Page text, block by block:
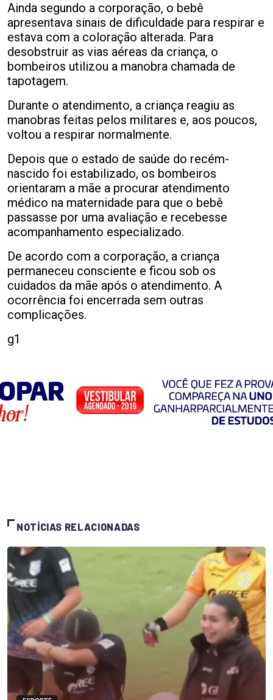
Ainda segundo a corporação, o bebê
apresentava sinais de dificuldade para respirar e
estava com a coloração alterada. Para
desobstruir as vias aéreas da criança, o
bombeiros utilizou a manobra chamada de
tapotagem.
Durante o atendimento, a criança reagiu as
manobras feitas pelos militares e, aos poucos,
voltou a respirar normalmente.
Depois que o estado de saúde do recém-
nascido foi estabilizado, os bombeiros
orientaram a mãe a procurar atendimento
médico na maternidade para que o bebê
passasse por uma avaliação e recebesse
acompanhamento especializado.
De acordo com a corporação, a criança
permaneceu consciente e ficou sob os
cuidados da mãe após o atendimento. A
ocorrência foi encerrada sem outras
complicações.
g1
NOTÍCIAS RELACIONADAS